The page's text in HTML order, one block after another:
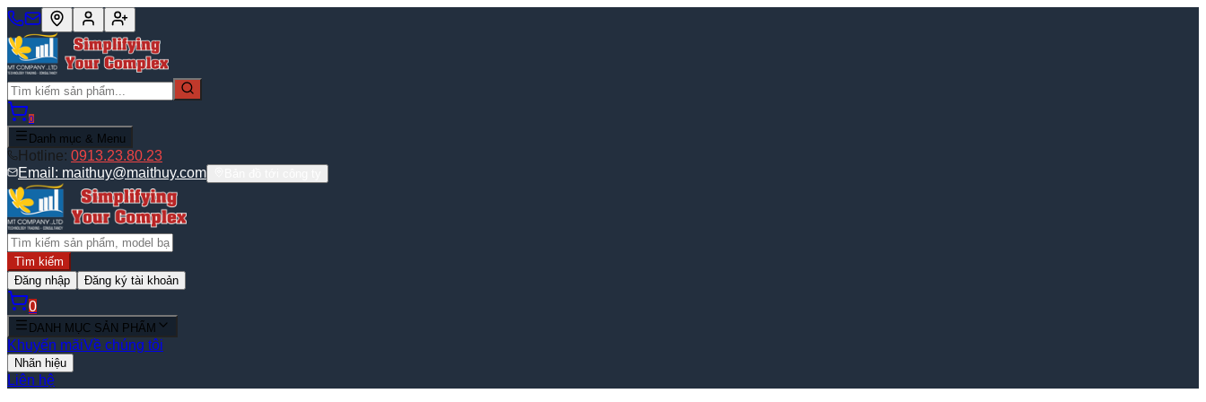
0
Danh mục & Menu
Hotline: 0913.23.80.23
Email: maithuy@maithuy.com
Tìm kiếm
Đăng nhập
Đăng ký tài khoản
0
DANH MỤC SẢN PHẨM
Khuyến mãiVề chúng tôi
Nhãn hiệu
Liên hệ